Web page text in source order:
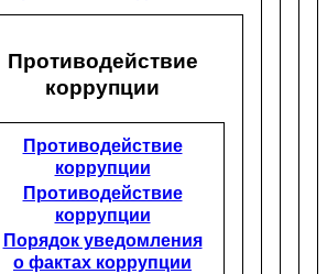
Противодействие
коррупции
Противодействие
коррупции
Противодействие
коррупции
Порядок уведомления
о фактах коррупции